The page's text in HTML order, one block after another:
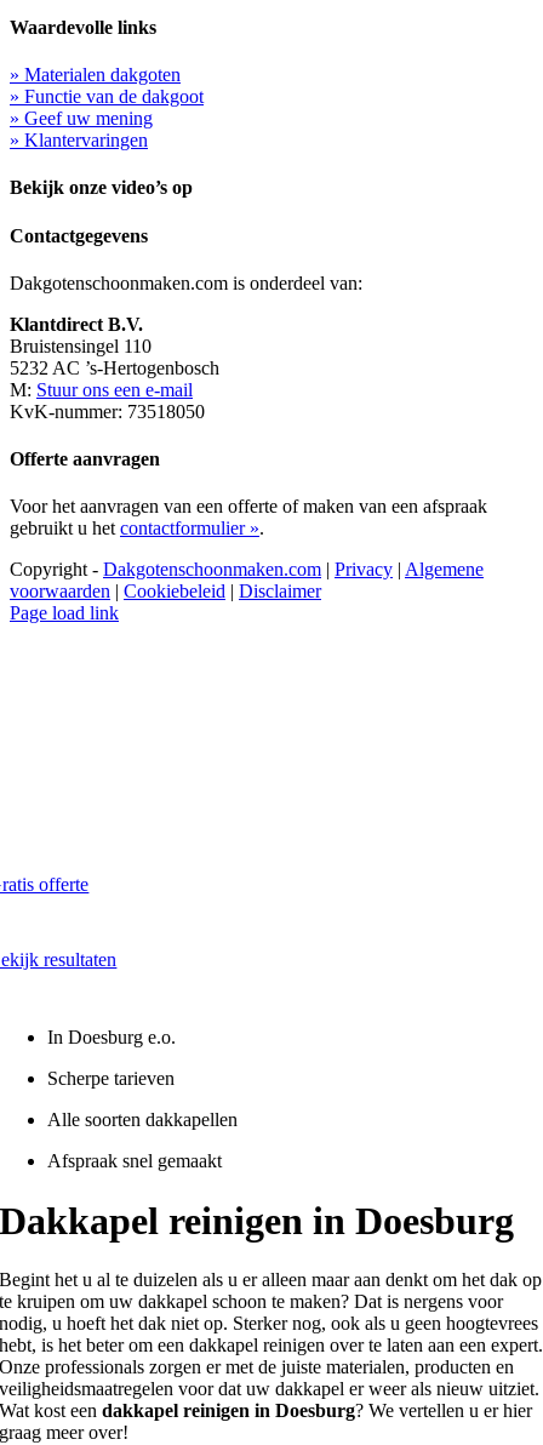
Waardevolle links
» Materialen dakgoten
» Functie van de dakgoot
» Geef uw mening
» Klantervaringen
Bekijk onze video’s op
Contactgegevens
Dakgotenschoonmaken.com is onderdeel van:
Klantdirect B.V.
Bruistensingel 110
5232 AC ’s-Hertogenbosch
M: Stuur ons een e-mail
KvK-nummer: 73518050
Offerte aanvragen
Voor het aanvragen van een offerte of maken van een afspraak
gebruikt u het contactformulier ».
Copyright - Dakgotenschoonmaken.com | Privacy | Algemene
voorwaarden | Cookiebeleid | Disclaimer
Page load link
offerte
resultaten
In Doesburg e.o.
Scherpe tarieven
Alle soorten dakkapellen
Afspraak snel gemaakt
Dakkapel reinigen in Doesburg
Begint het u al te duizelen als u er alleen maar aan denkt om het dak op
te kruipen om uw dakkapel schoon te maken? Dat is nergens voor
nodig, u hoeft het dak niet op. Sterker nog, ook als u geen hoogtevrees
hebt, is het beter om een dakkapel reinigen over te laten aan een expert.
Onze professionals zorgen er met de juiste materialen, producten en
veiligheidsmaatregelen voor dat uw dakkapel er weer als nieuw uitziet.
Wat kost eendakkapel reinigen in Doesburg? We vertellen u er hier
graag meer over!